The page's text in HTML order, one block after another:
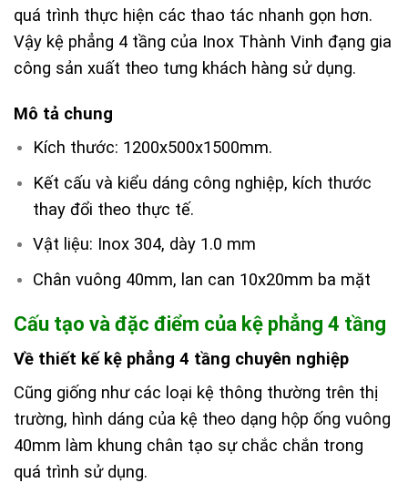
quá trình thực hiện các thao tác nhanh gọn hơn.
Vậy kệ phẳng 4 tầng của Inox Thành Vinh đạng gia
công sản xuất theo tưng khách hàng sử dụng.
Mô tả chung
Kích thước: 1200x500x1500mm.
Kết cấu và kiểu dáng công nghiệp, kích thước
thay đổi theo thực tế.
Vật liệu: Inox 304, dày 1.0 mm
Chân vuông 40mm, lan can 10x20mm ba mặt
Cấu tạo và đặc điểm của kệ phẳng 4 tầng
Về thiết kế kệ phẳng 4 tầng chuyên nghiệp
Cũng giống như các loại kệ thông thường trên thị
trường, hình dáng của kệ theo dạng hộp ống vuông
40mm làm khung chân tạo sự chắc chắn trong
quá trình sử dụng.